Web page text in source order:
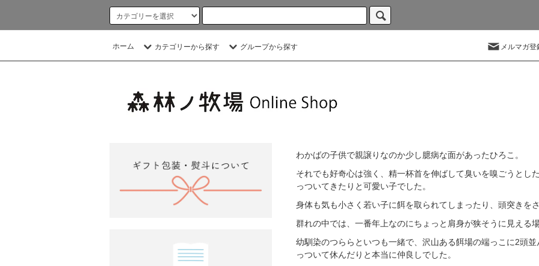
ホーム カテゴリーから探す グループから探す メルマガ登
わかばの子供で親譲りなのか少し臆病な面があったひろこ。
それでも好奇心は強く、精一杯首を伸ばして臭いを嗅ごうとし
っついてきたりと可愛い子でした。
身体も気も小さく若い子に餌を取られてしまったり、頭突きを
群れの中では、一番年上なのにちょっと肩身が狭そうに見える場
幼馴染のつららといつも一緒で、沢山ある餌場の端っこに2頭
っついて休んだりと本当に仲良しでした。